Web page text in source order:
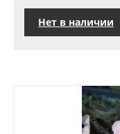
Нет в наличии